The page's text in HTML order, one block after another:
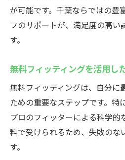
プロやスタッフに相
感
かすか
インドア環境で快適なゴ
インドアゴルフ試打
が可能です。千葉ならではの豊
フのサポートが、満足度の高い
す。
無料フィッティングを活用し
無料フィッティングは、自分に
ための重要なステップです。特
プロのフィッターによる科学
料で受けられるため、失敗のな
す。